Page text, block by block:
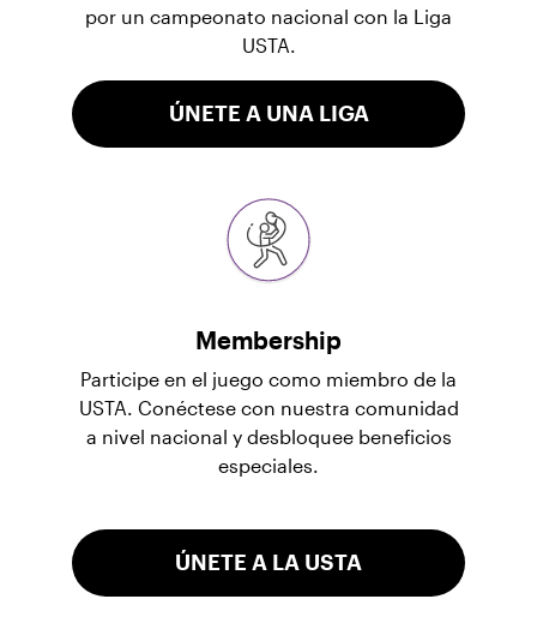
por un campeonato nacional con la Liga
USTA.
ÚNETE A UNA LIGA
Membership
Participe en el juego como miembro de la
USTA. Conéctese con nuestra comunidad
a nivel nacional y desbloquee beneficios
especiales.
ÚNETE A LA USTA